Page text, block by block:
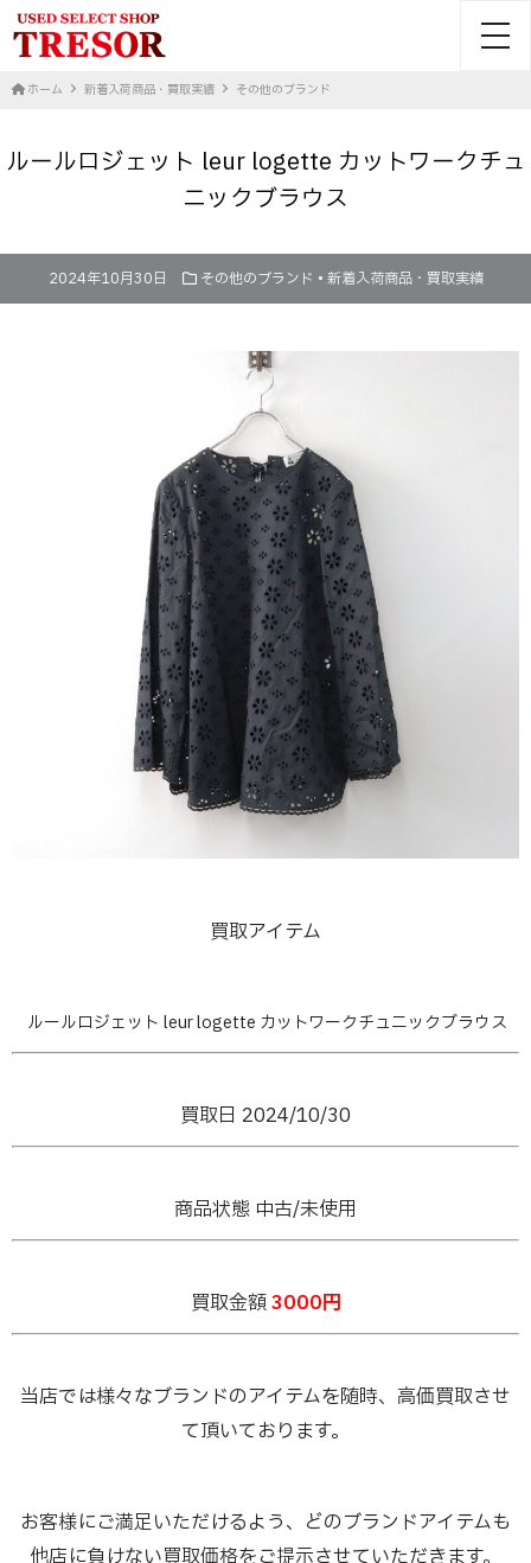
ホーム 新着入荷商品・買取実績 その他のブランド
ルールロジェット leur logette カットワークチュ
ニックブラウス
2024年10月30日 その他のブランド • 新着入荷商品・買取実績
買取アイテム
ルールロジェット leur logette カットワークチュニックブラウス
買取日 2024/10/30
商品状態 中古/未使用
買取金額3000円
当店では様々なブランドのアイテムを随時、高価買取させ
て頂いております。
お客様にご満足いただけるよう、どのブランドアイテムも
他店に負けない買取価格をご提示させていただきます。